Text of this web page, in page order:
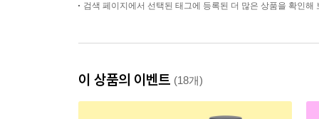
검색 페이지에서 선택된 태그에 등록된 더 많은 상품을 확인해
이 상품의 이벤트 (18개)